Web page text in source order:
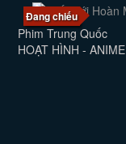
Đang chiếu
Phim Trung Quốc
HOẠT HÌNH - ANIME